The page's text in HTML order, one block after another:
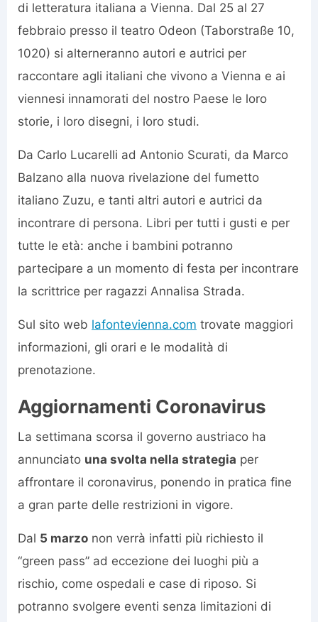
di letteratura italiana a Vienna. Dal 25 al 27
febbraio presso il teatro Odeon (Taborstraße 10,
1020) si alterneranno autori e autrici per
raccontare agli italiani che vivono a Vienna e ai
viennesi innamorati del nostro Paese le loro
storie, i loro disegni, i loro studi.
Da Carlo Lucarelli ad Antonio Scurati, da Marco
Balzano alla nuova rivelazione del fumetto
italiano Zuzu, e tanti altri autori e autrici da
incontrare di persona. Libri per tutti i gusti e per
tutte le età: anche i bambini potranno
partecipare a un momento di festa per incontrare
la scrittrice per ragazzi Annalisa Strada.
Sul sito web lafontevienna.com trovate maggiori
informazioni, gli orari e le modalità di
prenotazione.
Aggiornamenti Coronavirus
La settimana scorsa il governo austriaco ha
annunciato una svolta nella strategia per
affrontare il coronavirus, ponendo in pratica fine
a gran parte delle restrizioni in vigore.
Dal 5 marzo non verrà infatti più richiesto il
“green pass” ad eccezione dei luoghi più a
rischio, come ospedali e case di riposo. Si
potranno svolgere eventi senza limitazioni di